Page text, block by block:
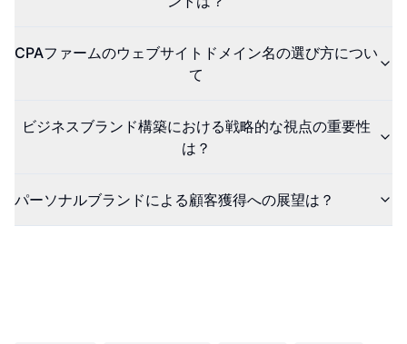
CPAファームのウェブサイトドメイン名の選び方につい
て
ビジネスブランド構築における戦略的な視点の重要性
は？
パーソナルブランドによる顧客獲得への展望は？